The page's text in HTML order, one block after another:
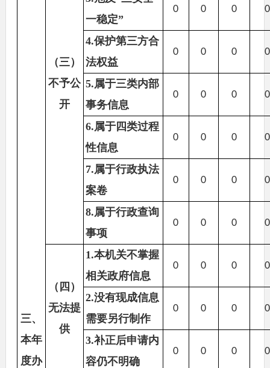
三、
本年
度办
（三）
不予公
开
一稳定”
0 0 0 0
4.保护第三方合
法权益
0 0 0 0
5.属于三类内部
事务信息
0 0 0 0
6.属于四类过程
性信息
0 0 0 0
7.属于行政执法
案卷
0 0 0 0
8.属于行政查询
事项
0 0 0 0
（四）
无法提
供
1.本机关不掌握
相关政府信息
0 0 0 0
2.没有现成信息
需要另行制作
0 0 0 0
3.补正后申请内
容仍不明确
0 0 0 0